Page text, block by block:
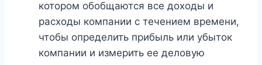
котором обобщаются все доходы и
расходы компании с течением времени,
чтобы определить прибыль или убыток
компании и измерить ее деловую